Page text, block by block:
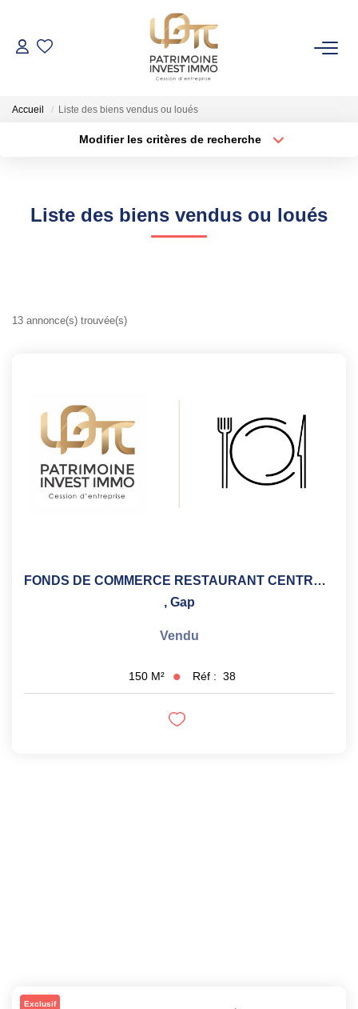
NOS BIENS
Cession D'entreprise
NOTRE AGENCE
Accueil Liste des biens vendus ou loués
Modifier les critères de recherche
Liste des biens vendus ou loués
13 annonce(s) trouvée(s)
FONDS DE COMMERCE RESTAURANT CENTRE VILLE
, Gap
Vendu
150 M² Réf : 38
Exclusif